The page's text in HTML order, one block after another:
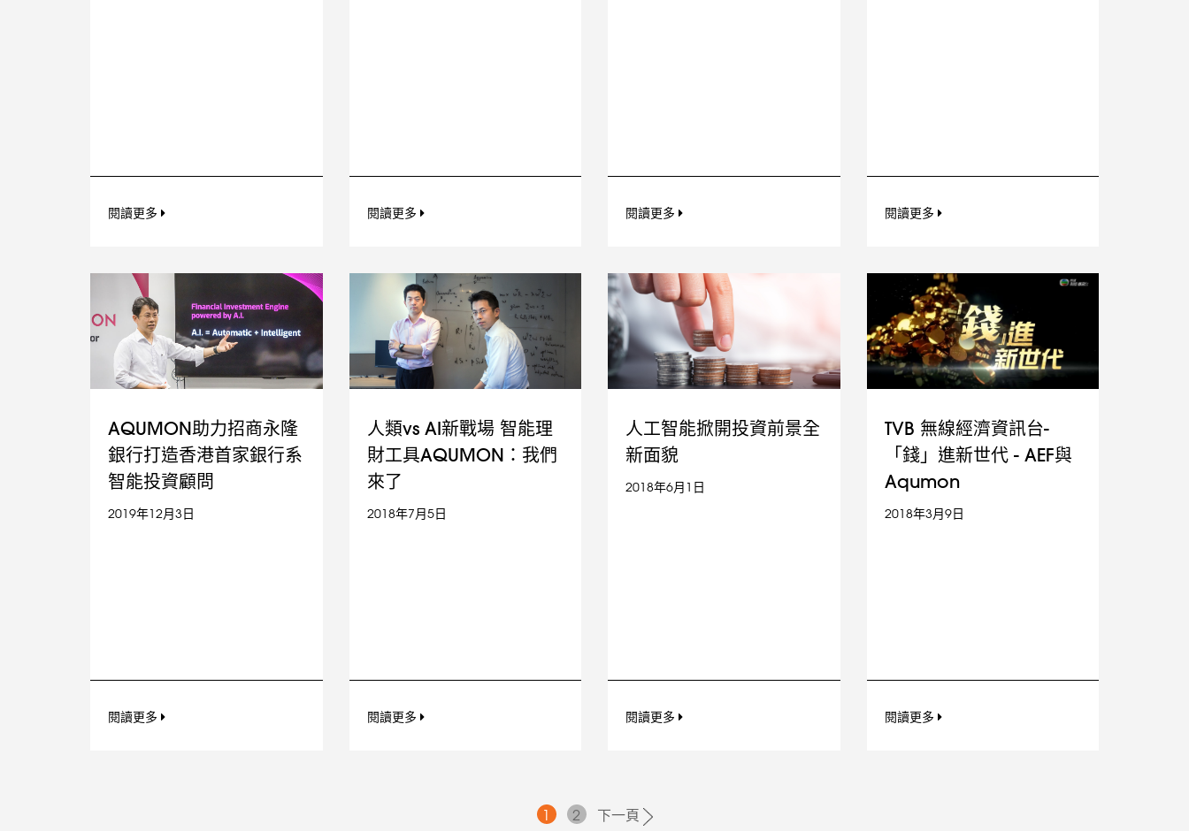
閱讀更多 閱讀更多 閱讀更多 閱讀更多
AQUMON助力招商永隆
銀行打造香港首家銀行系
智能投資顧問
2019年12月3日
閱讀更多
人類vs AI新戰場 智能理
財工具AQUMON：我們
來了
2018年7月5日
閱讀更多
人工智能掀開投資前景全
新面貌
2018年6月1日
閱讀更多
TVB 無線經濟資訊台-
「錢」進新世代 - AEF與
Aqumon
2018年3月9日
閱讀更多
1 2 下一頁